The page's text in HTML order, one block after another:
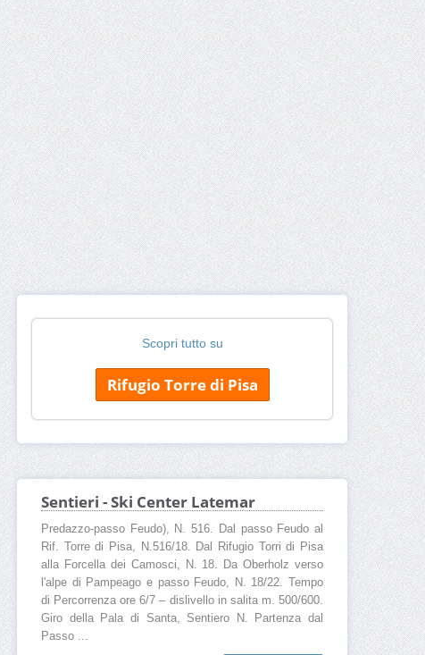
Scopri tutto su
Rifugio Torre di Pisa
Sentieri - Ski Center Latemar
Predazzo-passo Feudo), N. 516. Dal passo Feudo al
Rif. Torre di Pisa, N.516/18. Dal Rifugio Torri di Pisa
alla Forcella dei Camosci, N. 18. Da Oberholz verso
l'alpe di Pampeago e passo Feudo, N. 18/22. Tempo
di Percorrenza ore 6/7 – dislivello in salita m. 500/600.
Giro della Pala di Santa, Sentiero N. Partenza dal
Passo ...